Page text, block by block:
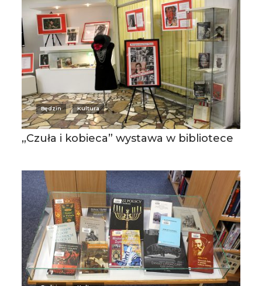
Będzin Kultura
„Czuła i kobieca” wystawa w bibliotece